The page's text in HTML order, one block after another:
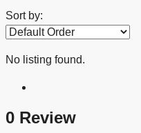
Sort by:
No listing found.
0 Review